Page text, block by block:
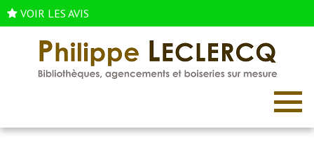
VOIR LES AVIS